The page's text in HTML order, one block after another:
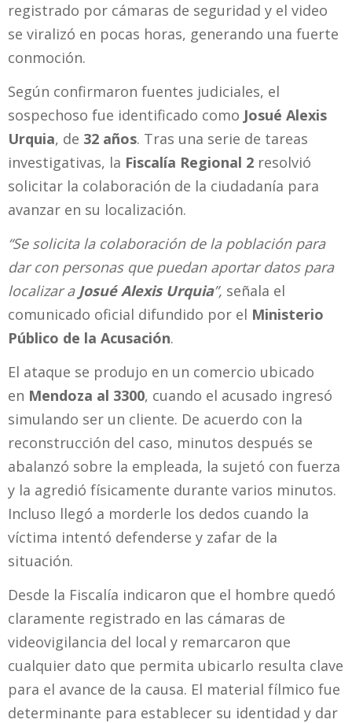
registrado por cámaras de seguridad y el video
se viralizó en pocas horas, generando una fuerte
conmoción.
Según confirmaron fuentes judiciales, el
sospechoso fue identificado como Josué Alexis
Urquia, de 32 años. Tras una serie de tareas
investigativas, la Fiscalía Regional 2 resolvió
solicitar la colaboración de la ciudadanía para
avanzar en su localización.
“Se solicita la colaboración de la población para
dar con personas que puedan aportar datos para
localizar a Josué Alexis Urquia”, señala el
comunicado oficial difundido por el Ministerio
Público de la Acusación.
El ataque se produjo en un comercio ubicado
en Mendoza al 3300, cuando el acusado ingresó
simulando ser un cliente. De acuerdo con la
reconstrucción del caso, minutos después se
abalanzó sobre la empleada, la sujetó con fuerza
y la agredió físicamente durante varios minutos.
Incluso llegó a morderle los dedos cuando la
víctima intentó defenderse y zafar de la
situación.
Desde la Fiscalía indicaron que el hombre quedó
claramente registrado en las cámaras de
videovigilancia del local y remarcaron que
cualquier dato que permita ubicarlo resulta clave
para el avance de la causa. El material fílmico fue
determinante para establecer su identidad y dar